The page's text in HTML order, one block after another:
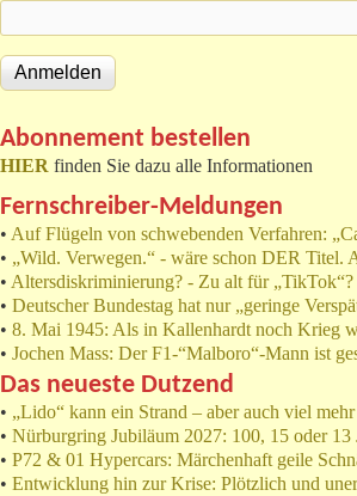
Abonnement bestellen
HIER finden Sie dazu alle Informationen
Fernschreiber-Meldungen
• Auf Flügeln von schwebenden Verfahren:
• „Wild. Verwegen.“ - wäre schon DER
• Altersdiskriminierung? - Zu alt für „TikTok“?
• Deutscher Bundestag hat nur „geringe
• 8. Mai 1945: Als in Kallenhardt noch Krieg
• Jochen Mass: Der F1-“Malboro“-Mann ist
Das neueste Dutzend
• „Lido“ kann ein Strand – aber auch viel
• Nürburgring Jubiläum 2027: 100, 15 oder 13
• P72 & 01 Hypercars: Märchenhaft geile
• Entwicklung hin zur Krise: Plötzlich und